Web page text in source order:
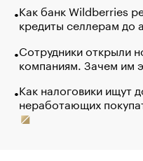
Как банк Wildberries
кредиты селлерам до
Сотрудники открыли
компаниям. Зачем им
Как налоговики ищут
неработающих